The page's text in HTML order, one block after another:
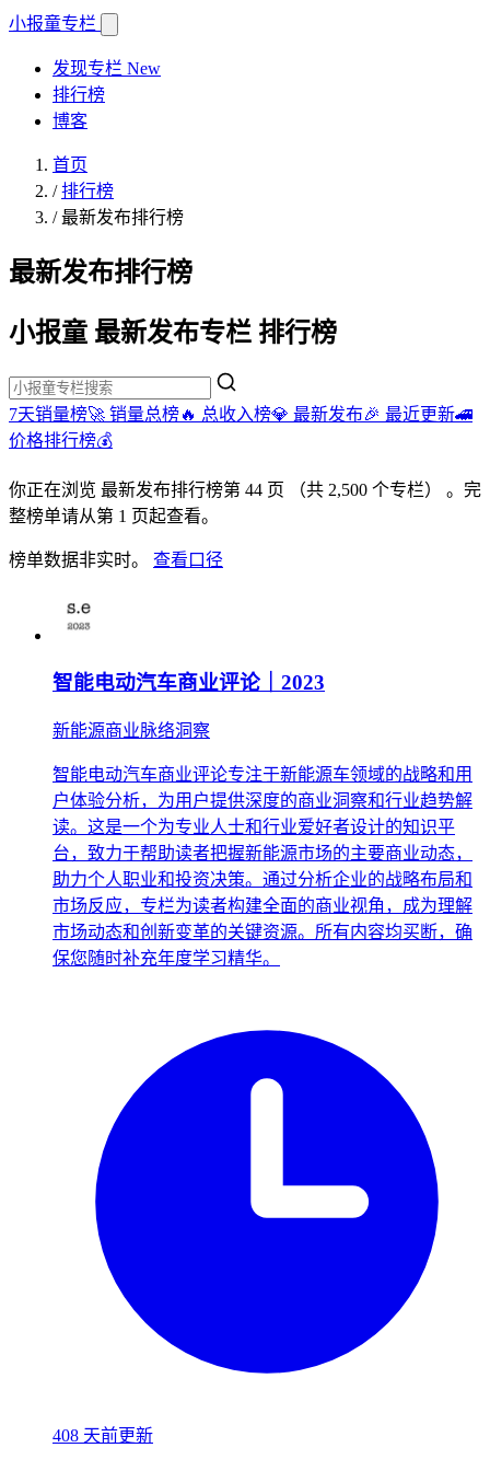
小报童专栏
发现专栏 New
排行榜
博客
首页
/排行榜
/最新发布排行榜
最新发布排行榜
小报童 最新发布专栏 排行榜
7天销量榜🚀 销量总榜🔥 总收入榜💎 最新发布🎉 最近更新🚄
价格排行榜💰
你正在浏览 最新发布排行榜第 44 页 （共 2,500 个专栏）
。完
整榜单请从第 1 页起查看。
榜单数据非实时。 查看口径
智能电动汽车商业评论｜2023
新能源商业脉络洞察
智能电动汽车商业评论专注于新能源车领域的战略和用
户体验分析，为用户提供深度的商业洞察和行业趋势解
读。这是一个为专业人士和行业爱好者设计的知识平
台，致力于帮助读者把握新能源市场的主要商业动态，
助力个人职业和投资决策。通过分析企业的战略布局和
市场反应，专栏为读者构建全面的商业视角，成为理解
市场动态和创新变革的关键资源。所有内容均买断，确
保您随时补充年度学习精华。
408 天前更新